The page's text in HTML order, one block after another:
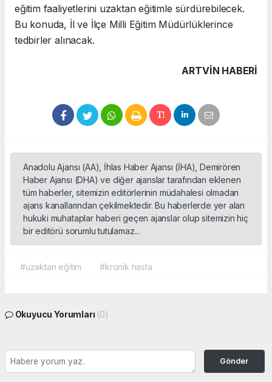
eğitim faaliyetlerini uzaktan eğitimle sürdürebilecek.
Bu konuda, İl ve İlçe Milli Eğitim Müdürlüklerince
tedbirler alınacak.
ARTVIN HABERİ
Anadolu Ajansı (AA), İhlas Haber Ajansı (İHA), Demirören
Haber Ajansı (DHA) ve diğer ajanslar tarafından eklenen
tüm haberler, sitemizin editörlerinin müdahalesi olmadan
ajans kanallarından çekilmektedir. Bu haberlerde yer alan
hukuki muhataplar haberi geçen ajanslar olup sitemizin hiç
bir editörü sorumlu tutulamaz...
#uzaktan eğitim #kronik hasta
Okuyucu Yorumları (0)
Gönder